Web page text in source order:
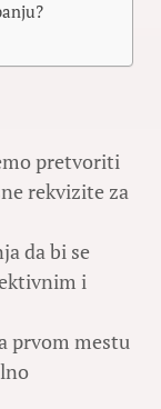
pretvoriti
rekvizite za
da bi se
i
prvom mestu